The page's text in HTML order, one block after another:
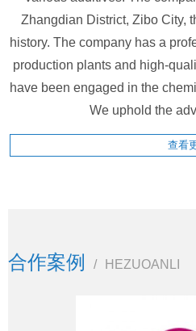
Zhangdian District, Zibo City,
history. The company has a
production plants and high-
have been engaged in the
We uphold the
查看
合作案例 / HEZUOANLI